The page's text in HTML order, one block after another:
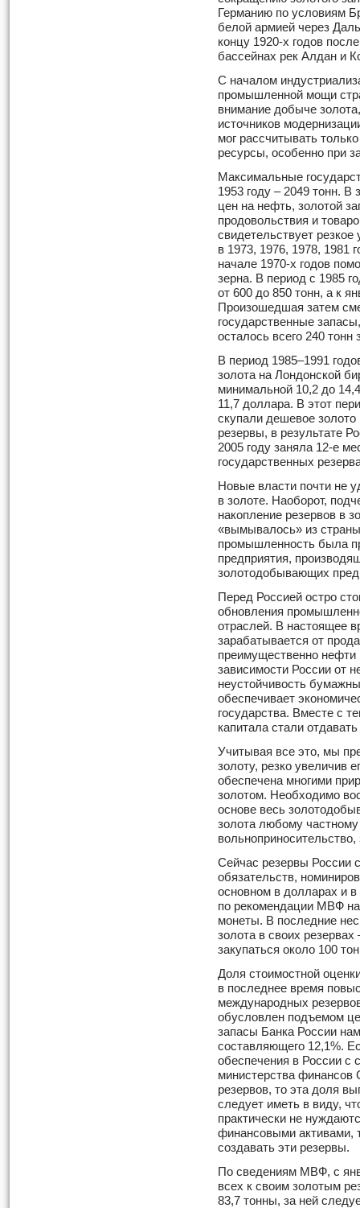
Германию по условиям
белой армией через
концу 1920-х годов
бассейнах рек Алдан и
С началом
промышленной мощи
внимание добыче
источников
мог рассчитывать
ресурсы, особенно при
Максимальные
1953 году – 2049 тонн. В
цен на нефть, золотой
продовольствия и
свидетельствует
в 1973, 1976, 1978, 1981
начале 1970-х годов
зерна. В период с 1985
от 600 до 850 тонн, а к
Произошедшая затем
государственные
осталось всего 240 тонн
В период 1985–1991
золота на Лондонской
минимальной 10,2 до
11,7 доллара. В этот
скупали дешевое золото
резервы, в результате
2005 году заняла 12-е
государственных
Новые власти почти не
в золоте. Наоборот,
накопление резервов в
«вымывалось» из
промышленность была
предприятия,
золотодобывающих
Перед Россией остро
обновления
отраслей. В настоящее
зарабатывается от
преимущественно нефти
зависимости России от
неустойчивость
обеспечивает
государства. Вместе с
капитала стали
Учитывая все это, мы
золоту, резко увеличив
обеспечена многими
золотом. Необходимо
основе весь
золота любому
Сейчас резервы России
обязательств,
основном в долларах и
по рекомендации МВФ
монеты. В последние
золота в своих
закупаться около 100
Доля стоимостной
в последнее время
международных
обусловлен подъемом
запасы Банка России
составляющего 12,1%.
обеспечения в России
министерства
резервов, то эта доля
следует иметь в виду,
практически не
финансовыми активами,
создавать эти резервы.
По сведениям МВФ, с
всех к своим золотым
83,7 тонны, за ней